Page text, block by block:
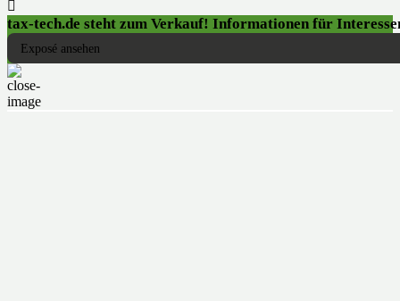

tax-tech.de steht zum Verkauf! Informationen für
Exposé ansehen